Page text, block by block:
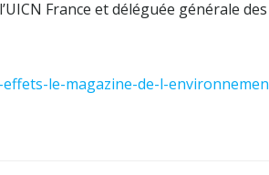
France et déléguée générale
le-magazine-de-l-